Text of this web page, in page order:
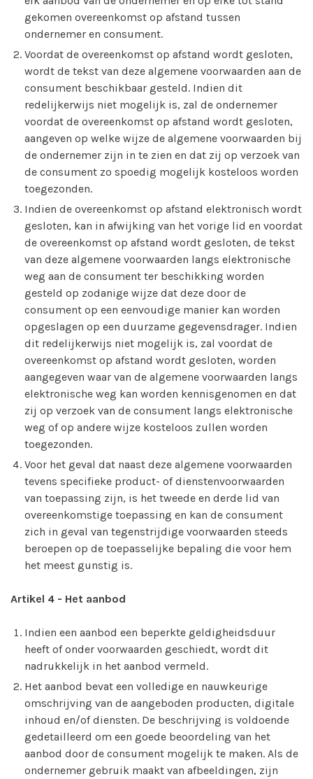
gekomen overeenkomst op afstand tussen
ondernemer en consument.
Voordat de overeenkomst op afstand wordt gesloten,
wordt de tekst van deze algemene voorwaarden aan de
consument beschikbaar gesteld. Indien dit
redelijkerwijs niet mogelijk is, zal de ondernemer
voordat de overeenkomst op afstand wordt gesloten,
aangeven op welke wijze de algemene voorwaarden bij
de ondernemer zijn in te zien en dat zij op verzoek van
de consument zo spoedig mogelijk kosteloos worden
toegezonden.
Indien de overeenkomst op afstand elektronisch wordt
gesloten, kan in afwijking van het vorige lid en voordat
de overeenkomst op afstand wordt gesloten, de tekst
van deze algemene voorwaarden langs elektronische
weg aan de consument ter beschikking worden
gesteld op zodanige wijze dat deze door de
consument op een eenvoudige manier kan worden
opgeslagen op een duurzame gegevensdrager. Indien
dit redelijkerwijs niet mogelijk is, zal voordat de
overeenkomst op afstand wordt gesloten, worden
aangegeven waar van de algemene voorwaarden langs
elektronische weg kan worden kennisgenomen en dat
zij op verzoek van de consument langs elektronische
weg of op andere wijze kosteloos zullen worden
toegezonden.
Voor het geval dat naast deze algemene voorwaarden
tevens specifieke product- of dienstenvoorwaarden
van toepassing zijn, is het tweede en derde lid van
overeenkomstige toepassing en kan de consument
zich in geval van tegenstrijdige voorwaarden steeds
beroepen op de toepasselijke bepaling die voor hem
het meest gunstig is.
Artikel 4 - Het aanbod
Indien een aanbod een beperkte geldigheidsduur
heeft of onder voorwaarden geschiedt, wordt dit
nadrukkelijk in het aanbod vermeld.
Het aanbod bevat een volledige en nauwkeurige
omschrijving van de aangeboden producten, digitale
inhoud en/of diensten. De beschrijving is voldoende
gedetailleerd om een goede beoordeling van het
aanbod door de consument mogelijk te maken. Als de
ondernemer gebruik maakt van afbeeldingen, zijn